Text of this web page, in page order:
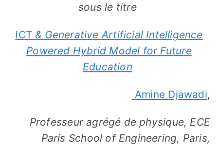
sous le titre
ICT& Generative Artificial Intelligence
Powered Hybrid Model for Future
Education
Amine Djawadi,
Professeur agrégé de physique, ECE
Paris School of Engineering, Paris,